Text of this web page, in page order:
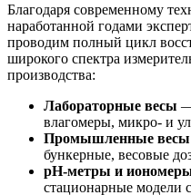
Благодаря современному
наработанной годами
проводим полный цикл
широкого спектра
производства:
Лабораторные весы —
влагомеры, микро- и
Промышленные весы
бункерные, весовые
pH-метры и
стационарные модели